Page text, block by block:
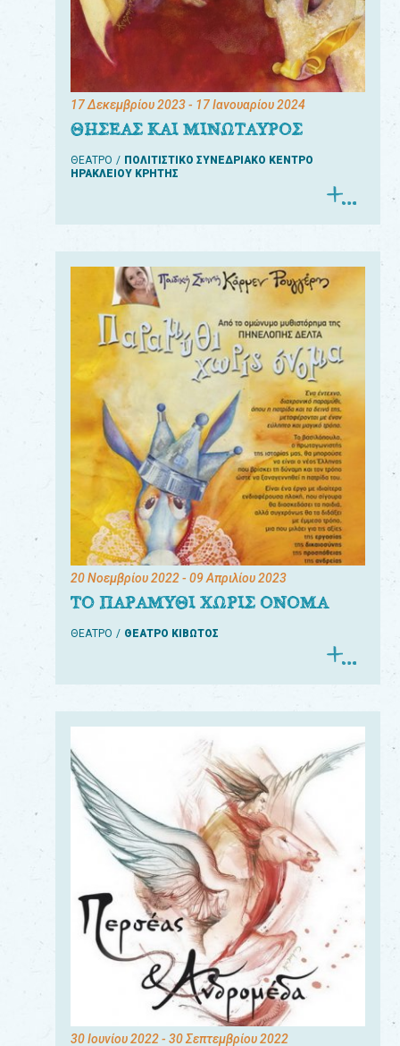
17 Δεκεμβρίου 2023- 17 Ιανουαρίου 2024
ΘΗΣΕΑΣ ΚΑΙ ΜΙΝΩΤΑΥΡΟΣ
ΘΕΑΤΡΟ
ΠΟΛΙΤΙΣΤΙΚΟ ΣΥΝΕΔΡΙΑΚΟ ΚΕΝΤΡΟ
ΗΡΑΚΛΕΙΟΥ ΚΡΗΤΗΣ
20 Νοεμβρίου 2022- 09 Απριλίου 2023
ΤΟ ΠΑΡΑΜΥΘΙ ΧΩΡΙΣ ΟΝΟΜΑ
ΘΕΑΤΡΟ ΘΕΑΤΡΟ ΚΙΒΩΤΟΣ
30 Ιουνίου 2022- 30 Σεπτεμβρίου 2022